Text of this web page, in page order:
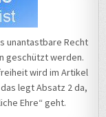
unantastbare Recht
geschützt werden.
wird im Artikel
legt Absatz 2 da,
Ehre“ geht.